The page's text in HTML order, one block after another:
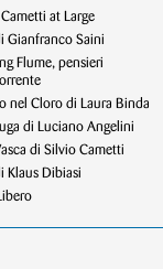
at Large
Gianfranco Saini
Flume, pensieri
nel Cloro di Laura Binda
di Luciano Angelini
di Silvio Cametti
Klaus Dibiasi